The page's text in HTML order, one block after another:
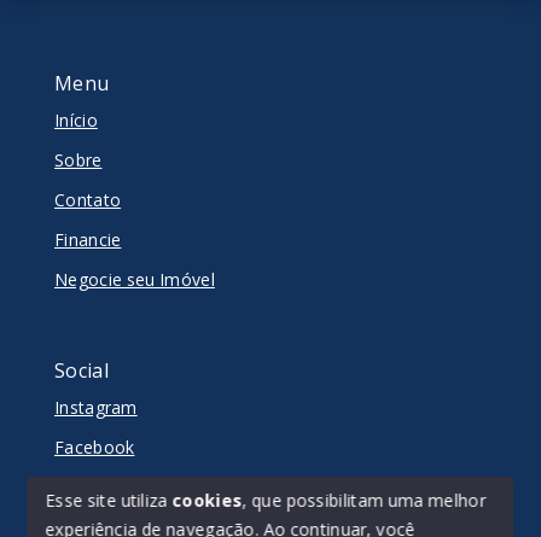
Menu
Início
Sobre
Contato
Financie
Negocie seu Imóvel
Social
Instagram
Facebook
Esse site utiliza cookies, que possibilitam uma melhor
experiência de navegação. Ao continuar, você